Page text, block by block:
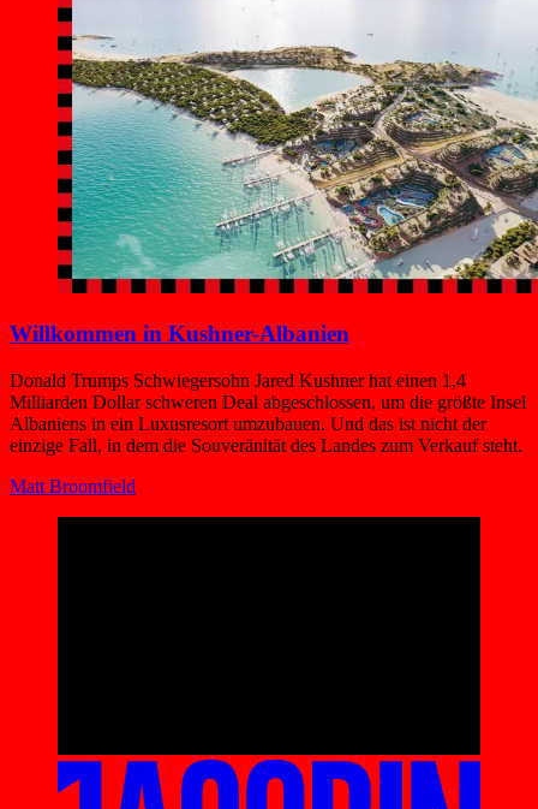
Willkommen in Kushner-Albanien
Donald Trumps Schwiegersohn Jared Kushner hat einen 1,4
Milliarden Dollar schweren Deal abgeschlossen, um die größte Insel
Albaniens in ein Luxusresort umzubauen. Und das ist nicht der
einzige Fall, in dem die Souveränität des Landes zum Verkauf steht.
Matt Broomfield